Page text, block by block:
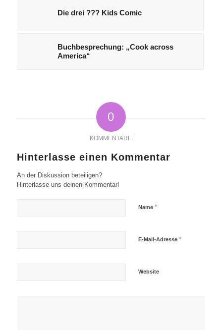
Die drei ??? Kids Comic
Buchbesprechung: „Cook across
America“
0
KOMMENTARE
Hinterlasse einen Kommentar
An der Diskussion beteiligen?
Hinterlasse uns deinen Kommentar!
Name *
E-Mail-Adresse *
Website